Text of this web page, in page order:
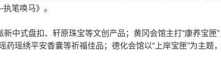
笔唤马》。
中式盘扣、轩原珠宝等文创产品；黄冈会馆主打“康养宝匣
药瑶绣平安香囊等祈福佳品；德化会馆以“上岸宝匣”为主题